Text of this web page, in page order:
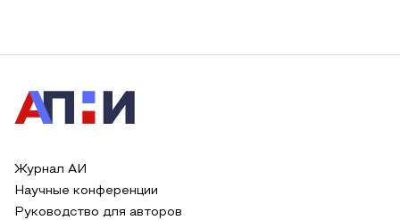
Журнал АИ
Научные конференции
Руководство для авторов